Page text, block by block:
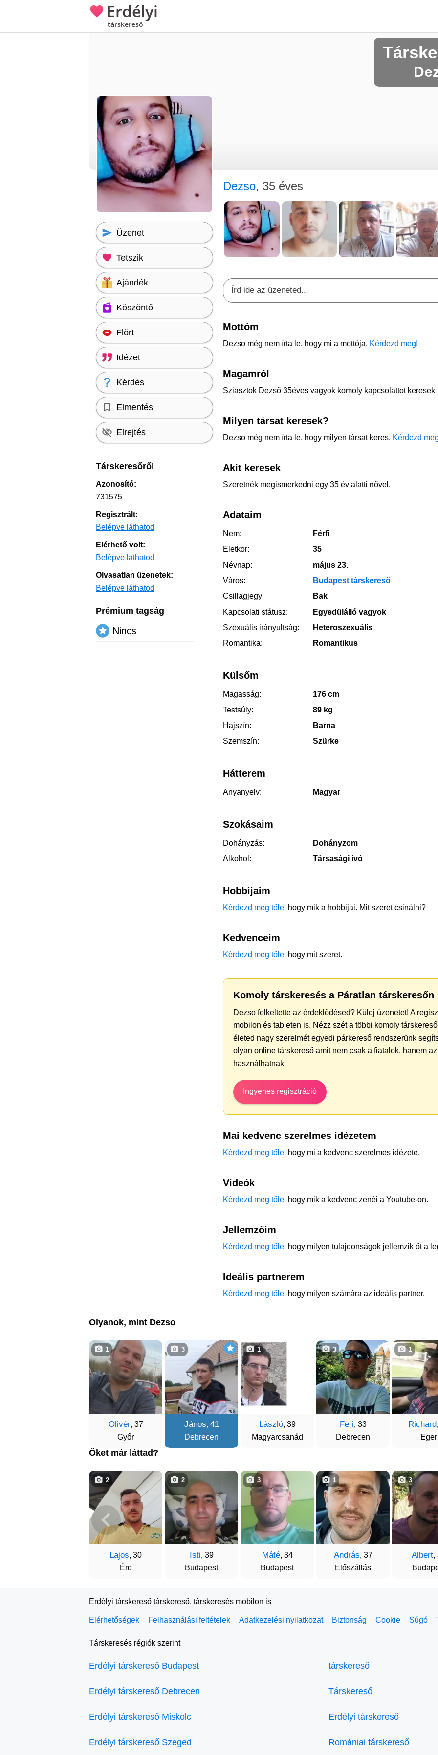
Erdélyi
társkereső
Dezso, 35 éves
Mottóm
Dezso még nem írta le, hogy mi a mottója. Kérdezd meg!
Magamról
Sziasztok Dezső 35éves vagyok komoly kapcsolattot keresek
Milyen társat keresek?
Dezso még nem írta le, hogy milyen társat keres. Kérdezd
Akit keresek
Szeretnék megismerkedni egy 35 év alatti nővel.
Adataim
Nem:
Férfi
Életkor:
35
Névnap:
május 23.
Város:
Budapest társkereső
Csillagjegy:
Bak
Kapcsolati státusz:
Egyedülálló vagyok
Szexuális irányultság:
Heteroszexuális
Romantika:
Romantikus
Külsőm
Magasság:
176 cm
Testsúly:
89 kg
Hajszín:
Barna
Szemszín:
Szürke
Hátterem
Anyanyelv: Magyar
Szokásaim
Dohányzás:
Dohányzom
Alkohol:
Társasági ivó
Hobbijaim
Kérdezd meg tőle, hogy mik a hobbijai. Mit szeret csinálni?
Kedvenceim
Kérdezd meg tőle, hogy mit szeret.
Komoly társkeresés a Páratlan társkeresőn
Dezso felkeltette az érdeklődésed? Küldj üzenetet! A
mobilon és tableten is. Nézz szét a többi komoly
életed nagy szerelmét egyedi párkereső rendszerünk
olyan online társkereső amit nem csak a fiatalok, hanem
használhatnak.
Ingyenes regisztráció
Mai kedvenc szerelmes idézetem
Kérdezd meg tőle, hogy mi a kedvenc szerelmes idézete.
Videók
Kérdezd meg tőle, hogy mik a kedvenc zenéi a Youtube-on.
Jellemzőim
Kérdezd meg tőle, hogy milyen tulajdonságok jellemzik őt a
Ideális partnerem
Kérdezd meg tőle, hogy milyen számára az ideális partner.
Üzenet
Tetszik
Ajándék
Köszöntő
Flört
Idézet
Kérdés
Elmentés
Elrejtés
Társkeresőről
Azonosító:
731575
Regisztrált:
Belépve láthatod
Elérhető volt:
Belépve láthatod
Olvasatlan üzenetek:
Belépve láthatod
Prémium tagság
Nincs
Olyanok, mint Dezso
Olivér, 37
Győr
1
János, 41
Debrecen
3
László, 39
Magyarcsanád
1
Feri, 33
Debrecen
3
Richard
Eger
1
Őket már láttad?
Lajos, 30
Érd
2
Isti, 39
Budapest
2
Máté, 34
Budapest
3
András, 37
Előszállás
1
Albert,
3
Erdélyi társkereső társkereső, társkeresés mobilon is
Elérhetőségek Felhasználási feltételek Adatkezelési nyilatkozat Biztonság Cookie Súgó
Társkeresés régiók szerint
Erdélyi társkereső Budapest
Erdélyi társkereső Debrecen
Erdélyi társkereső Miskolc
Erdélyi társkereső Szeged
társkereső
Társkereső
Erdélyi társkereső
Romániai társkereső